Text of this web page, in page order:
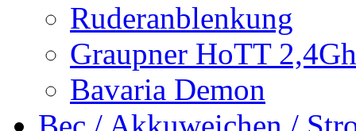
Ruderanblenkung
Graupner HoTT
Bavaria Demon